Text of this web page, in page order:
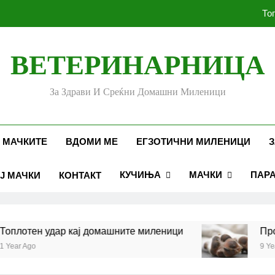
Убоди и угризи од
Стоматолошко здравје
Убоди и угризи од
ВЕТЕРИНАРНИЦА
За Здрави И Среќни Домашни Миленици
МАЧКИТЕ ВДОМИ МЕ ЕГЗОТИЧНИ МИЛЕНИЦИ
МАЧКИ КОНТАКТ КУЧИЊА МАЧКИ
удар кај домашните миленици
Ago 9